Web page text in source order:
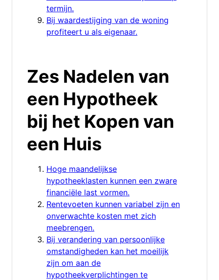
termijn.
Bij waardestijging van de woning
profiteert u als eigenaar.
Zes Nadelen van
een Hypotheek
bij het Kopen van
een Huis
Hoge maandelijkse
hypotheeklasten kunnen een zware
financiële last vormen.
Rentevoeten kunnen variabel zijn en
onverwachte kosten met zich
meebrengen.
Bij verandering van persoonlijke
omstandigheden kan het moeilijk
zijn om aan de
hypotheekverplichtingen te